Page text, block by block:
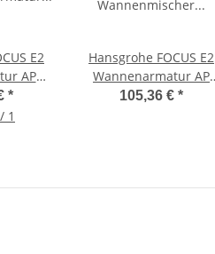
E2
AP
*
1
Hansgrohe FOCUS E2
Wannenarmatur AP
chrom, Wannenmischer
105,36 € *